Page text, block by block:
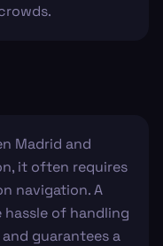
Madrid and
it often requires
navigation. A
of handling
guarantees a